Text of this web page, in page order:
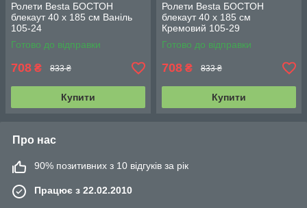
Ролети Besta БОСТОН
блекаут 40 х 185 см Ваніль
105-24
Готово до відправки
708 ₴ 833 ₴
Купити
Ролети Besta БОСТОН
блекаут 40 х 185 см
Кремовий 105-29
Готово до відправки
708 ₴ 833 ₴
Купити
Про нас
90% позитивних з 10 відгуків за рік
Працює з 22.02.2010